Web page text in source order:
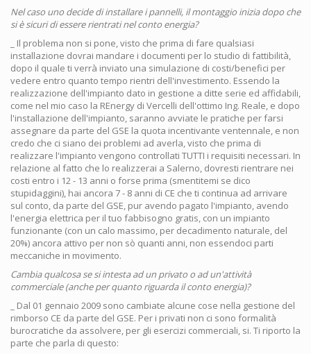
Nel caso uno decide di installare i pannelli, il montaggio inizia dopo che
si è sicuri di essere rientrati nel conto energia?
_ Il problema non si pone, visto che prima di fare qualsiasi
installazione dovrai mandare i documenti per lo studio di fattibilità,
dopo il quale ti verrà inviato una simulazione di costi/benefici per
vedere entro quanto tempo rientri dell'investimento. Essendo la
realizzazione dell'impianto dato in gestione a ditte serie ed affidabili,
come nel mio caso la REnergy di Vercelli dell'ottimo Ing. Reale, e dopo
l'installazione dell'impianto, saranno avviate le pratiche per farsi
assegnare da parte del GSE la quota incentivante ventennale, e non
credo che ci siano dei problemi ad averla, visto che prima di
realizzare l'impianto vengono controllati TUTTI i requisiti necessari. In
relazione al fatto che lo realizzerai a Salerno, dovresti rientrare nei
costi entro i 12 - 13 anni o forse prima (smentitemi se dico
stupidaggini), hai ancora 7 - 8 anni di CE che ti continua ad arrivare
sul conto, da parte del GSE, pur avendo pagato l'impianto, avendo
l'energia elettrica per il tuo fabbisogno gratis, con un impianto
funzionante (con un calo massimo, per decadimento naturale, del
20%) ancora attivo per non sò quanti anni, non essendoci parti
meccaniche in movimento.
Cambia qualcosa se si intesta ad un privato o ad un'attività
commerciale (anche per quanto riguarda il conto energia)?
_ Dal 01 gennaio 2009 sono cambiate alcune cose nella gestione del
rimborso CE da parte del GSE. Per i privati non ci sono formalità
burocratiche da assolvere, per gli esercizi commerciali, si. Ti riporto la
parte che parla di questo: